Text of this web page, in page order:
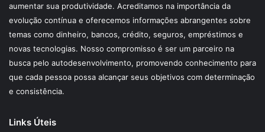
aumentar sua produtividade. Acreditamos na importância da
evolução contínua e oferecemos informações abrangentes sobre
temas como dinheiro, bancos, crédito, seguros, empréstimos e
novas tecnologias. Nosso compromisso é ser um parceiro na
busca pelo autodesenvolvimento, promovendo conhecimento para
que cada pessoa possa alcançar seus objetivos com determinação
e consistência.
Links Úteis